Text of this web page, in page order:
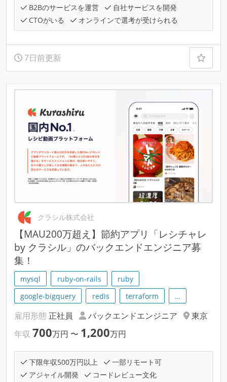
B2Bのサービスを運営
自社サービスを開発
CTOがいる
オンラインで選考が受けられる
7日前更新
クラシル株式会社
【MAU200万超え】節約アプリ「レシチャレ
by クラシル」のバックエンドエンジニア募
集！
mysql ruby-on-rails
ruby
google-bigquery
redis terraform …
雇用形態 正社員 バックエンドエンジニア
東京
年収 700万円 〜 1,200万円
下限年収500万円以上
一部リモート可
アジャイル開発
コードレビュー文化